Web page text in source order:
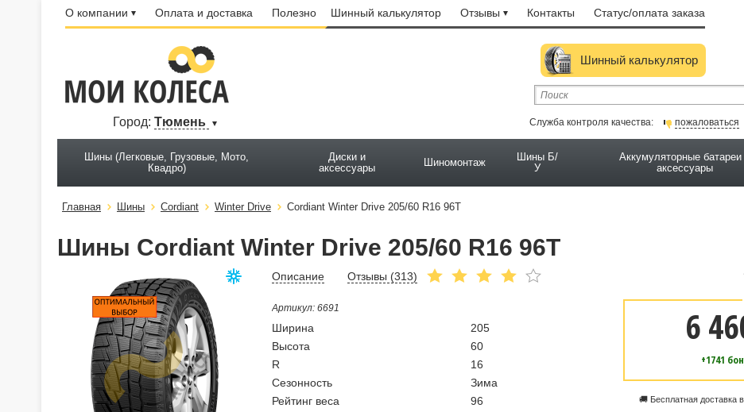
О компании Оплата и доставка Полезно Шинный калькулятор Отзывы Контакты Статус/оплата заказа
Город: Тюмень
Шинный калькулятор
Служба контроля качества: пожаловаться
Шины (Легковые, Грузовые, Мото,
Квадро)
Диски и
аксессуары
Шиномонтаж
Шины Б/
У
Аккумуляторные батареи
аксессуары
Главная Шины Cordiant Winter Drive Cordiant Winter Drive 205/60 R16 96T
Шины Cordiant Winter Drive 205/60 R16 96T
Описание Отзывы (313)
Артикул: 6691
Ширина
205
Высота
60
R
16
Сезонность
Зима
Рейтинг веса
96
6
+1741
🚚 Бесплатная доставка